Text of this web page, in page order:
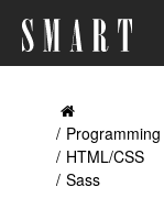
Programming
HTML/CSS
Sass